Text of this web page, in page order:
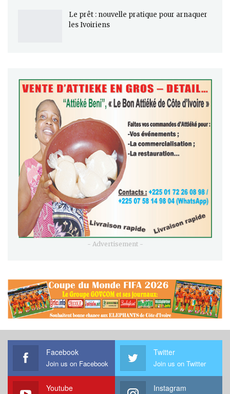
Le prêt : nouvelle pratique pour arnaquer
les Ivoiriens
- Advertisement -
Facebook
Join us on Facebook
Twitter
Join us on Twitter
Youtube Instagram